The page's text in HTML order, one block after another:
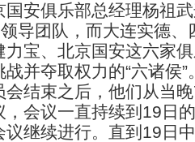
国安俱乐部总经理杨祖
领导团队，而大连实德
力宝、北京国安这六家
战并夺取权力的“六诸侯
会结束之后，他们从当
，会议一直持续到19日
议继续进行。直到19日